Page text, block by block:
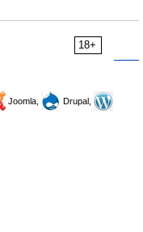
18+
Joomla,
Drupal,